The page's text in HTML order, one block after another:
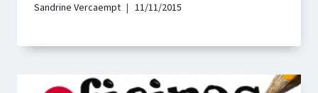
Sandrine Vercaempt 11/11/2015